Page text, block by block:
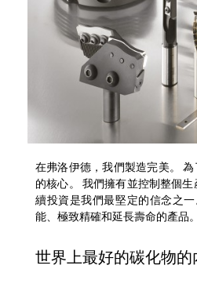
在弗洛伊德，我們製造完美。
的核心。 我們擁有並控制整個
續投資是我們最堅定的信念之
能、極致精確和延長壽命的產品
世界上最好的碳化物